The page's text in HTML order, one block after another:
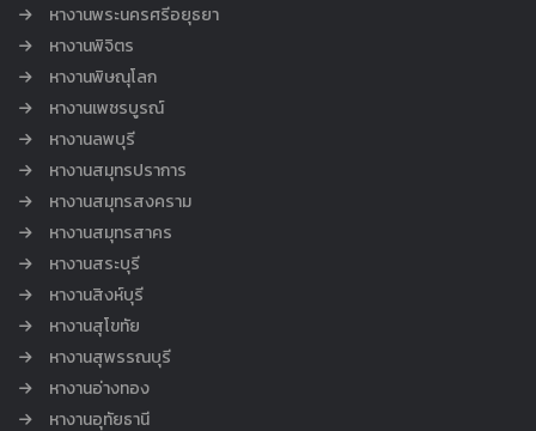
หางานพระนครศรีอยุธยา
หางานพิจิตร
หางานพิษณุโลก
หางานเพชรบูรณ์
หางานลพบุรี
หางานสมุทรปราการ
หางานสมุทรสงคราม
หางานสมุทรสาคร
หางานสระบุรี
หางานสิงห์บุรี
หางานสุโขทัย
หางานสุพรรณบุรี
หางานอ่างทอง
หางานอุทัยธานี